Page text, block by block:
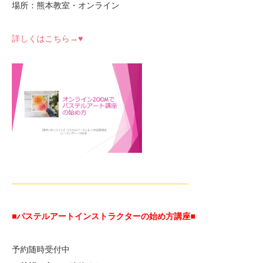
場所：熊本教室・オンライン
詳しくはこちら→♥
—————————————————————-
■パステルアートインストラクターの始め方講座■
予約随時受付中